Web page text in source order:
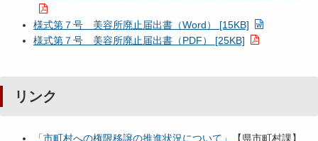
様式第７号 美容所廃止届出書（Word） [15KB]
様式第７号 美容所廃止届出書（PDF） [25KB]
リンク
「市町村への権限移譲の推進状況について」
【県市町村課】